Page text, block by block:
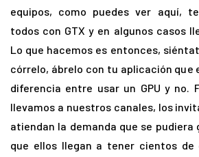
equipos, como puedes ver aquí,
todos con GTX y en algunos casos
Lo que hacemos es entonces,
córrelo, ábrelo con tu aplicación que
diferencia entre usar un GPU y no.
llevamos a nuestros canales, los
atiendan la demanda que se pudiera
que ellos llegan a tener cientos de